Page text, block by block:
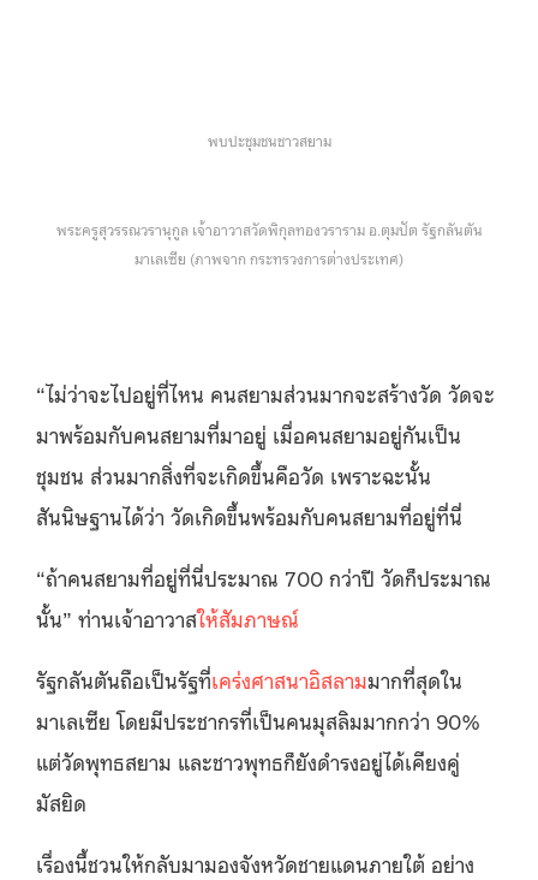
พบปะชุมชนชาวสยาม
พระครูสุวรรณวรานุกูล เจ้าอาวาสวัดพิกุลทองวราราม อ.ตุมปัต รัฐกลันตัน
มาเลเซีย (ภาพจาก กระทรวงการต่างประเทศ)
“ไม่ว่าจะไปอยู่ที่ไหน คนสยามส่วนมากจะสร้างวัด วัดจะ
มาพร้อมกับคนสยามที่มาอยู่ เมื่อคนสยามอยู่กันเป็น
ชุมชน ส่วนมากสิ่งที่จะเกิดขึ้นคือวัด เพราะฉะนั้น
สันนิษฐานได้ว่า วัดเกิดขึ้นพร้อมกับคนสยามที่อยู่ที่นี่
“ถ้าคนสยามที่อยู่ที่นี่ประมาณ 700 กว่าปี วัดก็ประมาณ
นั้น” ท่านเจ้าอาวาสให้สัมภาษณ์
รัฐกลันตันถือเป็นรัฐที่เคร่งศาสนาอิสลามมากที่สุดใน
มาเลเซีย โดยมีประชากรที่เป็นคนมุสลิมมากกว่า 90%
แต่วัดพุทธสยาม และชาวพุทธก็ยังดำรงอยู่ได้เคียงคู่
มัสยิด
เรื่องนี้ชวนให้กลับมามองจังหวัดชายแดนภายใต้ อย่าง